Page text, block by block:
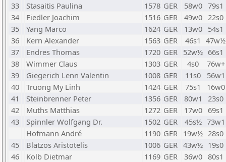
33
Stasaitis Paulina 1578 GER 58w0 79s1
34
Fiedler Joachim 1516 GER 49w0 22s0
35
Yang Marco 1624 GER 13w0
54s1
36
Kern Alexander 1563 GER 46s1 47w½
37
Endres Thomas 1720 GER 52w½ 66s1
38
Wimmer Claus 1303 GER 4s0
76w+
39
Giegerich Lenn Valentin 1008 GER 11s0
56w1
40
Truong My Linh 1424 GER 75s1
16w0
41
Steinbrenner Peter 1356 GER 80w1
23s0
42
Muths Matthias 1272 GER 17w0 69s1
43
Spinnler Wolfgang Dr. 1502 GER 45s½ 73w1
Hofmann André
1190 GER 19w½ 28s0
45
Blatzos Aristotelis 1006 GER 43w½ 19s0
46
Kolb Dietmar 1169 GER 36w0 80s1